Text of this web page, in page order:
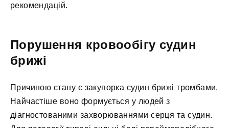
рекомендацій.
Порушення кровообігу судин
брижі
Причиною стану є закупорка судин брижі тромбами.
Найчастіше воно формується у людей з
діагностованими захворюваннями серця та судин.